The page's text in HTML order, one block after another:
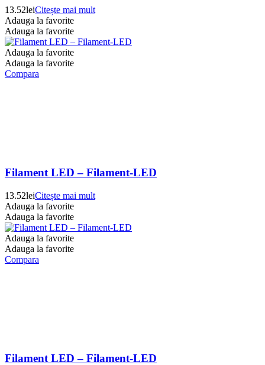
13.52leiCitește mai mult
Adauga la favorite
Adauga la favorite
Adauga la favorite
Adauga la favorite
Compara
Filament LED – Filament-LED
13.52leiCitește mai mult
Adauga la favorite
Adauga la favorite
Adauga la favorite
Adauga la favorite
Compara
Filament LED – Filament-LED